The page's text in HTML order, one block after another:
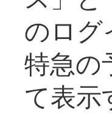
のログ
特急の
て表示